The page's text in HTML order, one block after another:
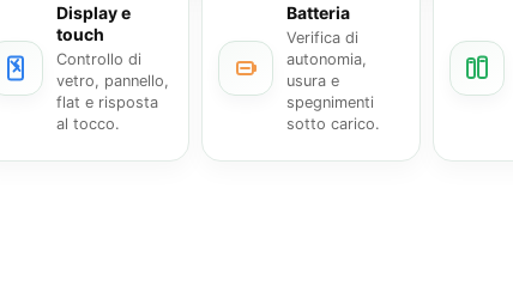
Display e
touch
Controllo di
vetro, pannello,
flat e risposta
al tocco.
Batteria
Verifica di
autonomia,
usura e
spegnimenti
sotto carico.